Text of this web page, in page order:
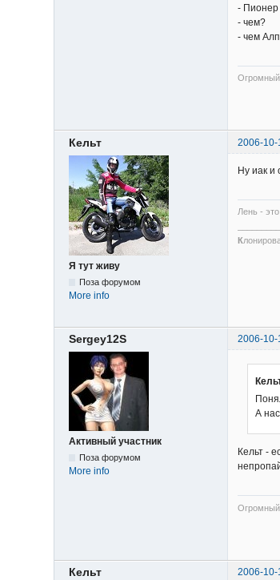
-
- чем?
- чем
Огромный
Кельт 2006-10-
Я тут живу
Поза форумом
More info
Ну иак и
Лень -
К
Sergey12S 2006-10-
Активный участник
Поза форумом
More info
А
Кельт -
Огромный
Кельт 2006-10-